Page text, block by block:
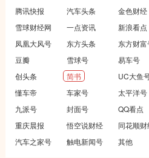
腾讯快报
汽车头条 金色财经
雪球财经网
一点资讯 新浪看点
凤凰大风号
东方头条 东方财富
豆瓣
雪球号 易车号
创头条
简书 UC大鱼
懂车帝
车家号 太平洋号
九派号
封面号 QQ看点
重庆晨报
悟空说财经 同花顺财
汽车之家号
触电新闻号 其他